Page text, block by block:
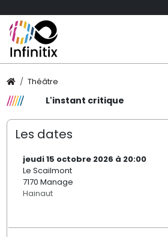
Théâtre
L'instant critique
Les dates
jeudi 15 octobre 2026 à 20:00
Le Scailmont
7170 Manage
Hainaut